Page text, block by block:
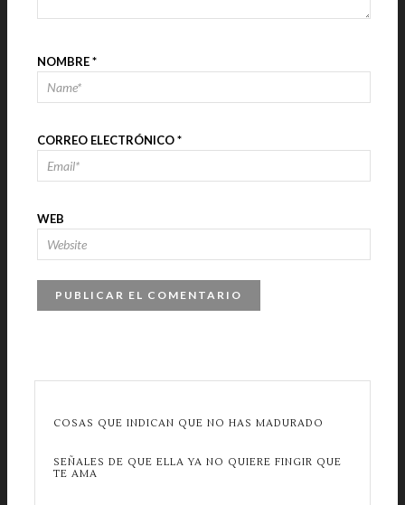
NOMBRE*
CORREO ELECTRÓNICO*
WEB
COSAS QUE INDICAN QUE NO HAS MADURADO
SEÑALES DE QUE ELLA YA NO QUIERE FINGIR QUE
TE AMA